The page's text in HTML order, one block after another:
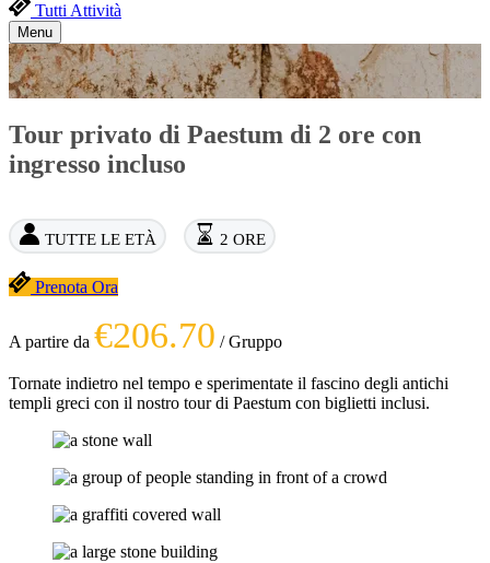
Tutti Attività
Menu
Tour privato di Paestum di 2 ore con
ingresso incluso
TUTTE LE ETÀ 2 ORE
Prenota Ora
A partire da €206.70 / Gruppo
Tornate indietro nel tempo e sperimentate il fascino degli antichi
templi greci con il nostro tour di Paestum con biglietti inclusi.